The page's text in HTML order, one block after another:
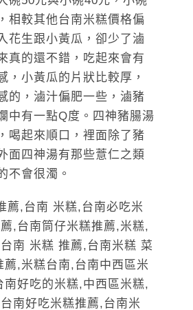
相較其他台南米糕價格偏
花生跟小黃瓜，卻少了滷
真的還不錯，吃起來會有
，小黃瓜的片狀比較厚，
的，滷汁偏肥一些，滷豬
中有一點Q度。四神豬腸湯
喝起來順口，裡面除了豬
面四神湯有那些薏仁之類
不會很濁。